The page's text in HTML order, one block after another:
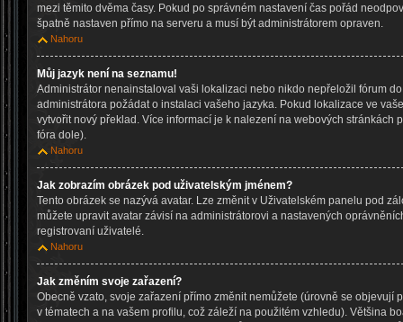
mezi těmito dvěma časy. Pokud po správném nastavení čas pořád
špatně nastaven přímo na serveru a musí být administrátorem opraven.
Nahoru
Můj jazyk není na seznamu!
Administrátor nenainstaloval vaši lokalizaci nebo nikdo nepřeložil fórum
administrátora požádat o instalaci vašeho jazyka. Pokud lokalizace ve
vytvořit nový překlad. Více informací je k nalezení na webových stránkách
fóra dole).
Nahoru
Jak zobrazím obrázek pod uživatelským jménem?
Tento obrázek se nazývá avatar. Lze změnit v Uživatelském panelu pod
můžete upravit avatar závisí na administrátorovi a nastavených
registrovaní uživatelé.
Nahoru
Jak změním svoje zařazení?
Obecně vzato, svoje zařazení přímo změnit nemůžete (úrovně se objevují
v tématech a na vašem profilu, což záleží na použitém vzhledu). Většina